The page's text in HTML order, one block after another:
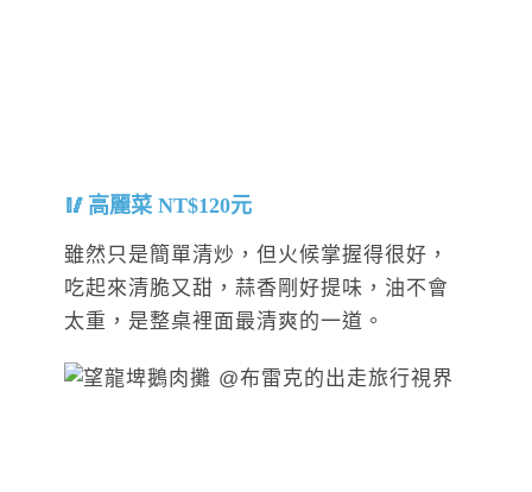
高麗菜 NT$120元
雖然只是簡單清炒，但火候掌握得很好，
吃起來清脆又甜，蒜香剛好提味，油不會
太重，是整桌裡面最清爽的一道。